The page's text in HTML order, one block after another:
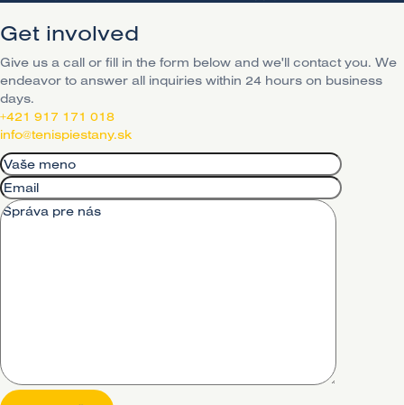
Get involved
Give us a call or fill in the form below and we'll contact you. We
endeavor to answer all inquiries within 24 hours on business
days.
+421 917 171 018
info@tenispiestany.sk